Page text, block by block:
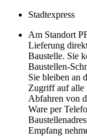
Stadtexpress
Am Standort
Lieferung
Baustelle. Sie
Baustellen-
Sie bleiben an
Zugriff auf alle
Abfahren von
Ware per
Empfang